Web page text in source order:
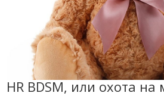
HR BDSM, или охота на